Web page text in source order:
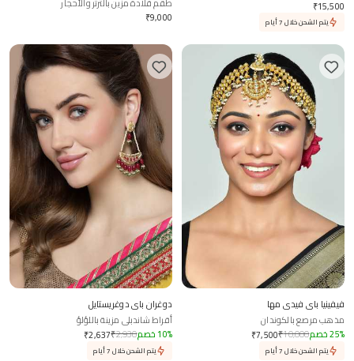
₹15,500
يتم الشحن خلال 7 أيام
طقم قلادة مزين بالترتر والأحجار
₹9,000
فيفينيا باي فيدي مها
مذهب مرصع بالكوندان
₹7,500₹10,000 25% خصم
يتم الشحن خلال 7 أيام
دوغران باي دوغريستايل
أقراط شاندبلي مزينة باللؤلؤ
₹2,637₹2,930 10% خصم
يتم الشحن خلال 7 أيام